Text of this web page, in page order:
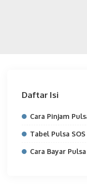
Daftar Isi
Cara Pinjam
Tabel Pulsa
Cara Bayar Pulsa